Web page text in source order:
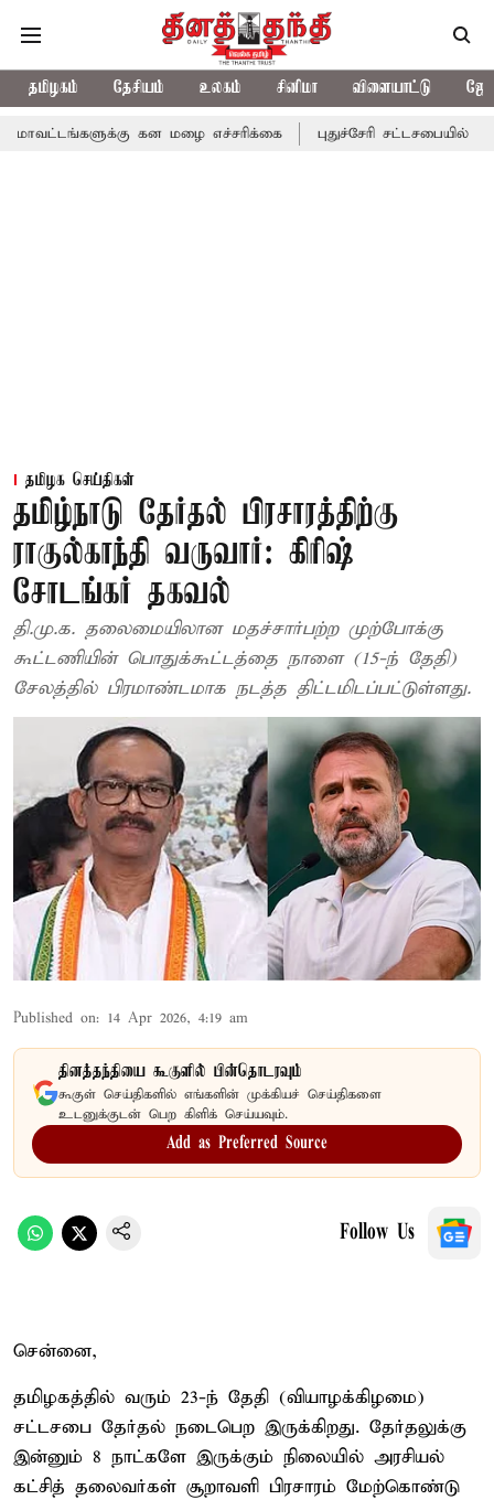
தமிழகம் தேசியம் உலகம் சினிமா விளையாட்டு
கன மழை எச்சரிக்கை புதுச்சேரி சட்டசபையில் வரும் 24ம்
தமிழக செய்திகள்
தமிழ்நாடு தேர்தல் பிரசாரத்திற்கு
ராகுல்காந்தி வருவார்: கிரிஷ்
சோடங்கர் தகவல்
தி.மு.க. தலைமையிலான மதச்சார்பற்ற முற்போக்கு
கூட்டணியின் பொதுக்கூட்டத்தை நாளை (15-ந் தேதி)
சேலத்தில் பிரமாண்டமாக நடத்த திட்டமிடப்பட்டுள்ளது.
Published on: 14 Apr 2026, 4:19 am
தினத்தந்தியை கூகுளில் பின்தொடரவும்
கூகுள் செய்திகளில் எங்களின் முக்கியச் செய்திகளை
உடனுக்குடன் பெற கிளிக் செய்யவும்.
Add as Preferred Source
Follow Us
சென்னை,
தமிழகத்தில் வரும் 23-ந் தேதி (வியாழக்கிழமை)
சட்டசபை தேர்தல் நடைபெற இருக்கிறது. தேர்தலுக்கு
இன்னும் 8 நாட்களே இருக்கும் நிலையில் அரசியல்
கட்சித் தலைவர்கள் சூறாவளி பிரசாரம் மேற்கொண்டு